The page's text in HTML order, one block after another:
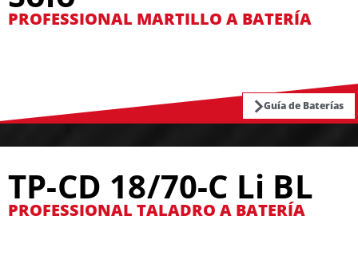
PROFESSIONAL MARTILLO A BATERÍA
Guía de Baterías
TP-CD 18/70-C Li BL
PROFESSIONAL TALADRO A BATERÍA